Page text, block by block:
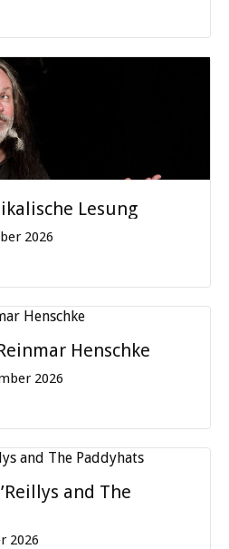
Lesung
2026
Henschke
2026
and The
2026